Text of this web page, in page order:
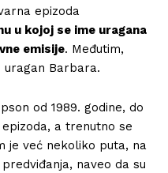
epizoda
u kojoj se ime uragana
emisije. Međutim,
uragan Barbara.
od 1989. godine, do
a trenutno se
je već nekoliko puta, na
naveo da su